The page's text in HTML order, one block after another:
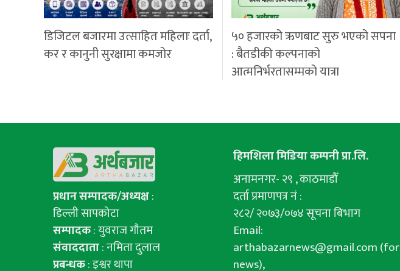
डिजिटल बजारमा उत्साहित महिलाः दर्ता,
कर र कानुनी सुरक्षामा कमजोर
५० हजारको ऋणबाट सुरु भएको सपना
: बैतडीकी कल्पनाको
आत्मनिर्भरतासम्मको यात्रा
प्रधान सम्पादक/अध्यक्ष:
डिल्ली सापकोटा
सम्पादक: युवराज गाैतम
संवाददाता: नमिता दुलाल
प्रबन्धक: इश्वर थापा
हिमशिला मिडिया कम्पनी प्रा.लि.
अनामनगर- २९ , काठमाडौँ
दर्ता प्रमाणपत्र नं :
२८२/ २०७३/०७४ सूचना बिभाग
Email:
arthabazarnews@gmail.com(for
news),